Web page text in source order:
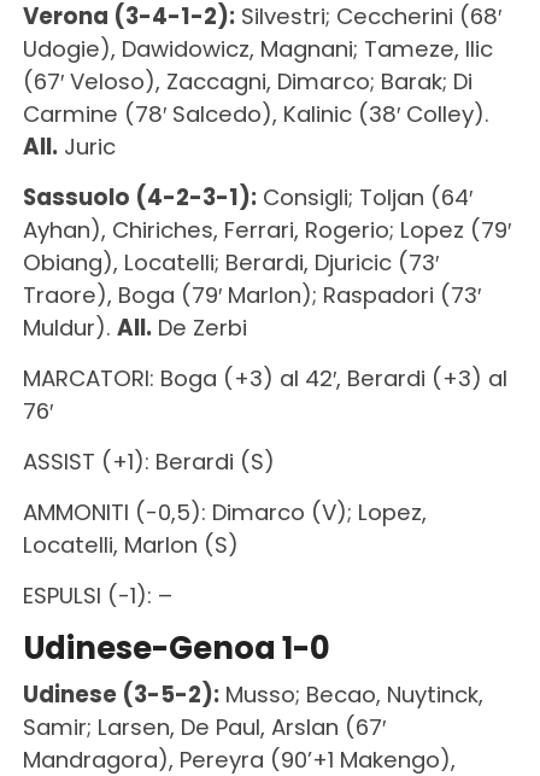
Verona (3-4-1-2):Silvestri; Ceccherini (68′
Udogie), Dawidowicz, Magnani; Tameze, Ilic
(67′ Veloso), Zaccagni, Dimarco; Barak; Di
Carmine (78′ Salcedo), Kalinic (38′ Colley).
All. Juric
Sassuolo (4-2-3-1):Consigli; Toljan (64′
Ayhan), Chiriches, Ferrari, Rogerio; Lopez (79′
Obiang), Locatelli; Berardi, Djuricic (73′
Traore), Boga (79′ Marlon); Raspadori (73′
Muldur). All. De Zerbi
MARCATORI: Boga (+3) al 42′, Berardi (+3) al
76′
ASSIST (+1): Berardi (S)
AMMONITI (-0,5): Dimarco (V); Lopez,
Locatelli, Marlon (S)
ESPULSI (-1): –
Udinese-Genoa 1-0
Udinese (3-5-2):Musso; Becao, Nuytinck,
Samir; Larsen, De Paul, Arslan (67′
Mandragora), Pereyra (90’+1 Makengo),